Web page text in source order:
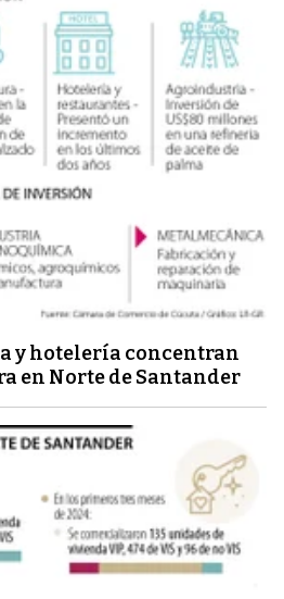
y hotelería concentran
en Norte de Santander